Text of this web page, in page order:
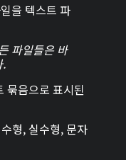
을 텍스트 파
파일들은 바
.
묶음으로 표시된
형, 실수형, 문자